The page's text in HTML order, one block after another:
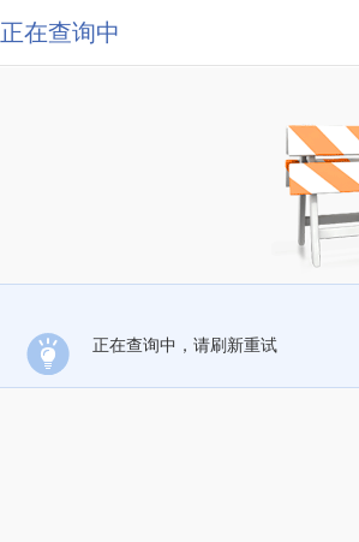
正在查询中
正在查询中，请刷新重试